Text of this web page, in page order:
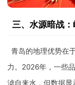
三、水源暗战
青岛的地理优势在
力。2026年，一些
滤自来水，但数据